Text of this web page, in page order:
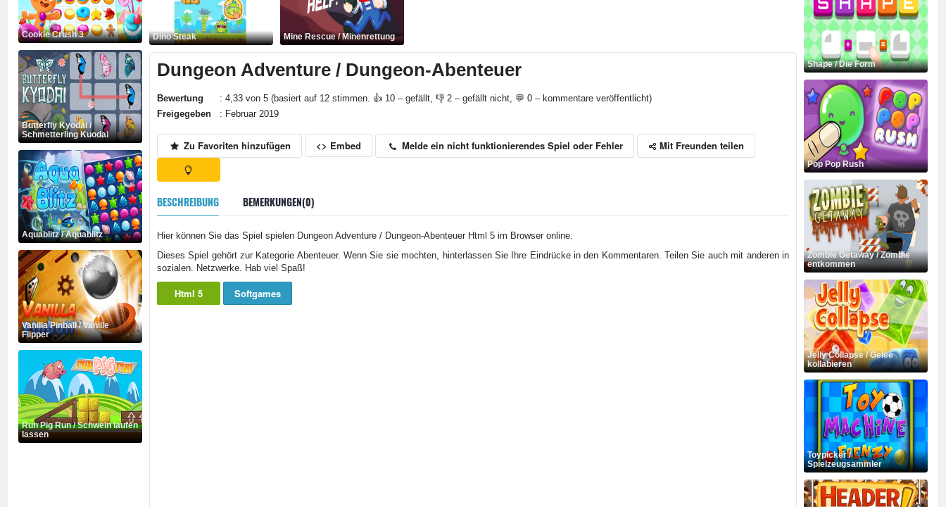
Cookie Crush 3
Butterfly Kyodai /
Schmetterling Kuodai
Aquablitz / Aquablitz
Vanilla Pinball / Vanille
Flipper
Run Pig Run / Schwein laufen
lassen
Dino Steak Mine Rescue / Minenrettung
Dungeon Adventure / Dungeon-Abenteuer
Bewertung
: 4,33 von 5 (basiert auf 12 stimmen. 👍 10 – gefällt, 👎 2 – gefällt nicht, 💬 0 – kommentare veröffentlicht)
Freigegeben
: Februar 2019
Zu Favoriten hinzufügen <> Embed Melde ein nicht funktionierendes Spiel oder Fehler Mit Freunden teilen
BESCHREIBUNG BEMERKUNGEN(0)
Hier können Sie das Spiel spielen Dungeon Adventure / Dungeon-Abenteuer Html 5 im Browser online.
Dieses Spiel gehört zur Kategorie Abenteuer. Wenn Sie sie mochten, hinterlassen Sie Ihre Eindrücke in den Kommentaren. Teilen Sie auch mit anderen in
sozialen. Netzwerke. Hab viel Spaß!
Html 5 Softgames
Shape / Die Form
Pop Pop Rush
Zombie Getaway / Zombie
entkommen
Jelly Collapse / Gelee
kollabieren
Toypicker /
Spielzeugsammler